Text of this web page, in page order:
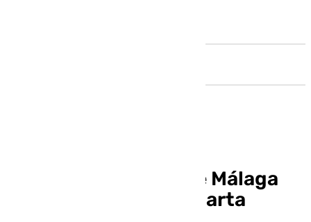
La agenda cofrade de Málaga
del miércoles de la cuarta